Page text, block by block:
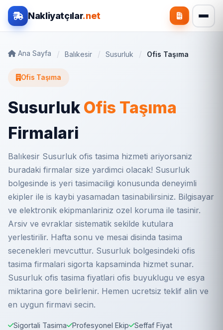
Nakliyatçılar.net
Ana Sayfa Balıkesir Susurluk Ofis Taşıma
Ofis Taşıma
Susurluk Ofis Taşıma
Firmalari
Balıkesir Susurluk ofis tasima hizmeti ariyorsaniz
buradaki firmalar size yardimci olacak! Susurluk
bolgesinde is yeri tasimaciligi konusunda deneyimli
ekipler ile is kaybi yasamadan tasinabilirsiniz. Bilgisayar
ve elektronik ekipmanlariniz ozel koruma ile tasinir.
Arsiv ve evraklar sistematik sekilde kutulara
yerlestirilir. Hafta sonu ve mesai disinda tasima
secenekleri mevcuttur. Susurluk bolgesindeki ofis
tasima firmalari sigorta kapsaminda hizmet sunar.
Susurluk ofis tasima fiyatlari ofis buyuklugu ve esya
miktarina gore belirlenir. Hemen ucretsiz teklif alin ve
en uygun firmavi secin.
Sigortali Tasima Profesyonel Ekip
Seffaf Fiyat